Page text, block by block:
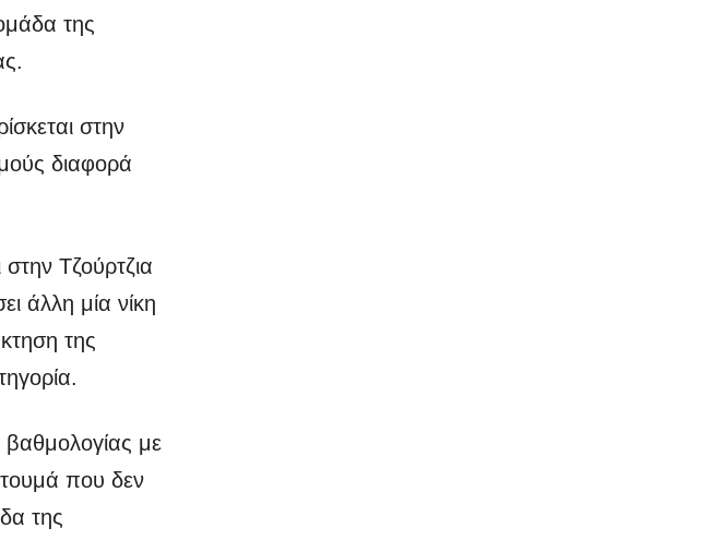
της
στην
διαφορά
Τζούρτζια
άλλη μία νίκη
της
βαθμολογίας με
που δεν
της